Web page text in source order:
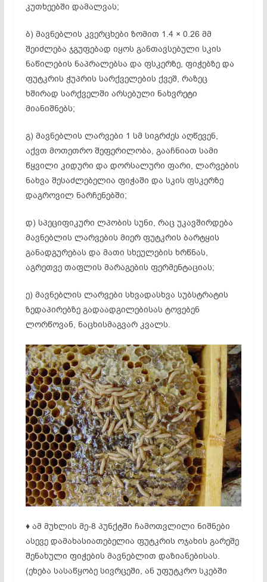
კუთხეებში დამალვას;
ბ) მავნებლის კვერცხები ზომით 1.4 × 0.26 მმ
შეიძლება ჯგუფებად იყოს განთავსებული სკის
ნაწილების ნაპრალებსა და ფსკერზე, ფიჭებზე და
ფუტკრის ჭუპრის სარქველების ქვეშ, რაზეც
ხშირად სარქველში არსებული ნახვრეტი
მიანიშნებს;
გ) მავნებლის ლარვები 1 სმ სიგრძეს აღწევენ,
აქვთ მოთეთრო შეფერილობა, გააჩნიათ სამი
წყვილი კიდური და დორსალური ფარი, ლარვების
ნახვა შესაძლებელია ფიჭაში და სკის ფსკერზე
დაგროვილ ნარჩენებში;
დ) სპეციფიკური ლპობის სუნი, რაც უკავშირდება
მავნებლის ლარვების მიერ ფუტკრის ბარტყის
განადგურებას და მათი სხეულების ხრწნას,
აგრეთვე თაფლის მარაგების ფერმენტაციას;
ე) მავნებლის ლარვები სხვადასხვა სუბსტრატის
ზედაპირებზე გადაადგილებისას ტოვებენ
ლორწოვან, ნაცხისმაგვარ კვალს.
♦ ამ მუხლის მე-8 პუნქტში ჩამოთვლილი ნიშნები
ასევე დამახასიათებელია ფუტკრის ოჯახის გარეშე
შენახული ფიჭების მავნებლით დაზიანებისას.
(ეხება სასაწყობე სივრცეში, ან უფუტკრო სკებში